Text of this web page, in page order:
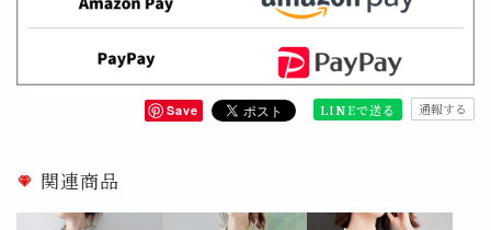
Save LINEで送る 通報する
関連商品